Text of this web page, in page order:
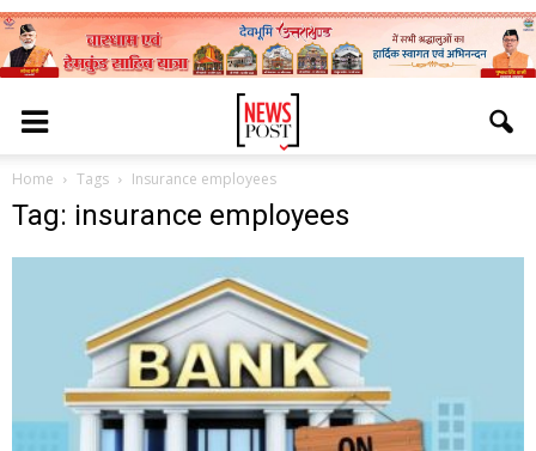
Home Tags Insurance employees
Tag: insurance employees